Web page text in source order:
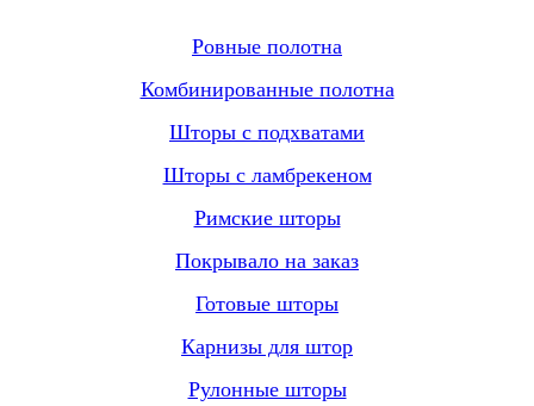
Ровные полотна
Комбинированные полотна
Шторы с подхватами
Шторы с ламбрекеном
Римские шторы
Покрывало на заказ
Готовые шторы
Карнизы для штор
Рулонные шторы